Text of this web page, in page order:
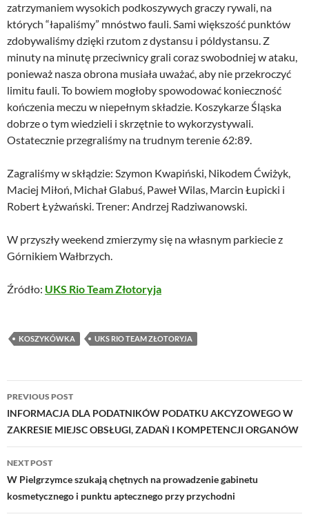
zatrzymaniem wysokich podkoszywych graczy rywali, na
których “łapaliśmy” mnóstwo fauli. Sami większość punktów
zdobywaliśmy dzięki rzutom z dystansu i póldystansu. Z
minuty na minutę przeciwnicy grali coraz swobodniej w ataku,
ponieważ nasza obrona musiała uważać, aby nie przekroczyć
limitu fauli. To bowiem mogłoby spowodować konieczność
kończenia meczu w niepełnym składzie. Koszykarze Śląska
dobrze o tym wiedzieli i skrzętnie to wykorzystywali.
Ostatecznie przegraliśmy na trudnym terenie 62:89.
Zagraliśmy w skłądzie: Szymon Kwapiński, Nikodem Ćwiżyk,
Maciej Miłoń, Michał Glabuś, Paweł Wilas, Marcin Łupicki i
Robert Łyżwański. Trener: Andrzej Radziwanowski.
W przyszły weekend zmierzymy się na własnym parkiecie z
Górnikiem Wałbrzych.
Źródło: UKS Rio Team Złotoryja
KOSZYKÓWKA UKS RIO TEAM ZŁOTORYJA
Post
navigation
PREVIOUS POST
INFORMACJA DLA PODATNIKÓW PODATKU AKCYZOWEGO W
ZAKRESIE MIEJSC OBSŁUGI, ZADAŃ I KOMPETENCJI ORGANÓW
NEXT POST
W Pielgrzymce szukają chętnych na prowadzenie gabinetu
kosmetycznego i punktu aptecznego przy przychodni